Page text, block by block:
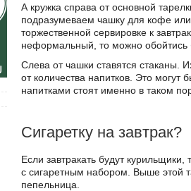
А кружка справа от основной
подразумеваем чашку для кофе
торжественной сервировке к
неформальный, то можно обойтись
Слева от чашки ставятся стаканы.
от количества напитков. Это могут
напитками стоят именно в таком
Сигаретку на завтрак?
Если завтракать будут
с сигаретным набором. Выше этой
пепельница.